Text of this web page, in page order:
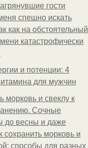
гости
спешно искать
как на обстоятельный
катастрофически
и потенции: 4
для мужчин
морковь и свеклу к
Сочные
до весны и даже
сохранить морковь и
способы для разных